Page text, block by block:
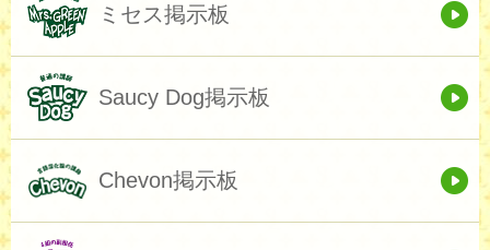
ミセス掲示板
Saucy Dog掲示板
Chevon掲示板